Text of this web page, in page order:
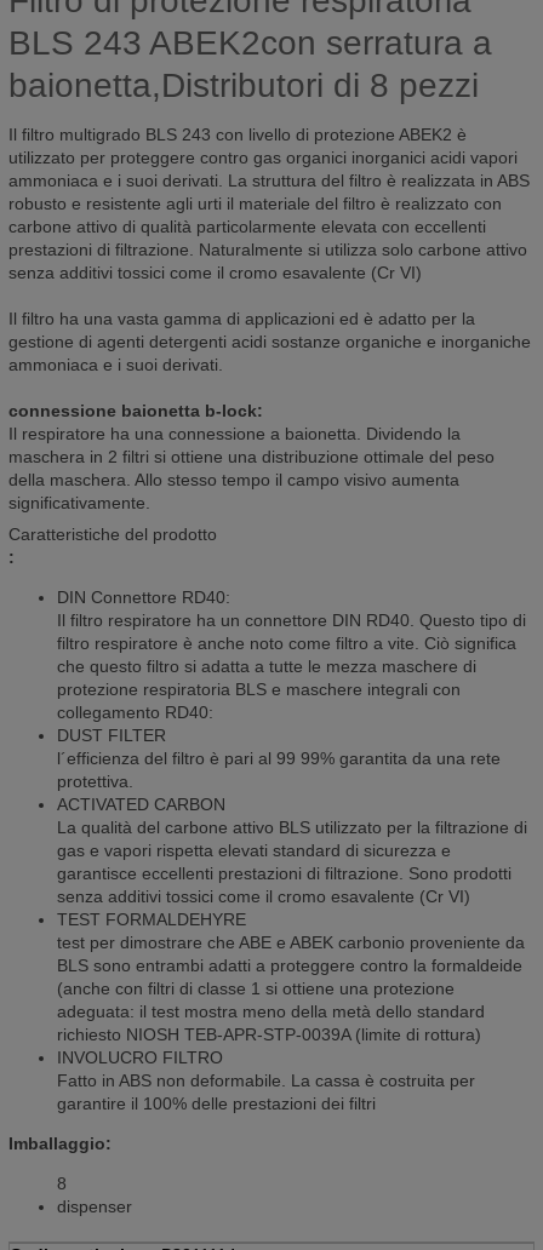
BLS 243 ABEK2con serratura a
baionetta,Distributori di 8 pezzi
Il filtro multigrado BLS 243 con livello di protezione ABEK2 è
utilizzato per proteggere contro gas organici inorganici acidi vapori
ammoniaca e i suoi derivati. La struttura del filtro è realizzata in ABS
robusto e resistente agli urti il materiale del filtro è realizzato con
carbone attivo di qualità particolarmente elevata con eccellenti
prestazioni di filtrazione. Naturalmente si utilizza solo carbone attivo
senza additivi tossici come il cromo esavalente (Cr VI)
Il filtro ha una vasta gamma di applicazioni ed è adatto per la
gestione di agenti detergenti acidi sostanze organiche e inorganiche
ammoniaca e i suoi derivati.
connessione baionetta b-lock:
Il respiratore ha una connessione a baionetta. Dividendo la
maschera in 2 filtri si ottiene una distribuzione ottimale del peso
della maschera. Allo stesso tempo il campo visivo aumenta
significativamente.
Caratteristiche del prodotto
:
DIN Connettore RD40:
Il filtro respiratore ha un connettore DIN RD40. Questo tipo di
filtro respiratore è anche noto come filtro a vite. Ciò significa
che questo filtro si adatta a tutte le mezza maschere di
protezione respiratoria BLS e maschere integrali con
collegamento RD40:
DUST FILTER
l´efficienza del filtro è pari al 99 99% garantita da una rete
protettiva.
ACTIVATED CARBON
La qualità del carbone attivo BLS utilizzato per la filtrazione di
gas e vapori rispetta elevati standard di sicurezza e
garantisce eccellenti prestazioni di filtrazione. Sono prodotti
senza additivi tossici come il cromo esavalente (Cr VI)
TEST FORMALDEHYRE
test per dimostrare che ABE e ABEK carbonio proveniente da
BLS sono entrambi adatti a proteggere contro la formaldeide
(anche con filtri di classe 1 si ottiene una protezione
adeguata: il test mostra meno della metà dello standard
richiesto NIOSH TEB-APR-STP-0039A (limite di rottura)
INVOLUCRO FILTRO
Fatto in ABS non deformabile. La cassa è costruita per
garantire il 100% delle prestazioni dei filtri
Imballaggio:
8
dispenser